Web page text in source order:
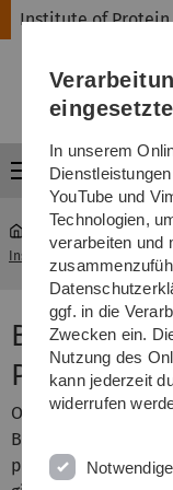
Institute of
Menü
Institute of Protein
Bachelor
Projects
Our institute
Bachelor and
projects. It is our
In unserem
YouTube und
Technologien,
verarbeiten und
ggf. in die
Zwecken ein.
Nutzung des
kann jederzeit
widerrufen